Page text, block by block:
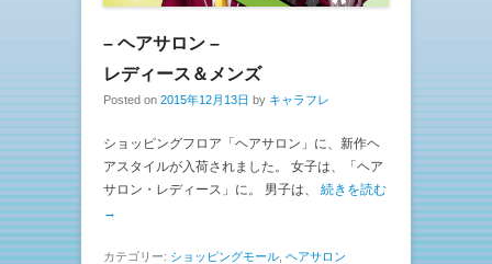
– ヘアサロン –
レディース＆メンズ
Posted on 2015年12月13日 by キャラフレ
ショッピングフロア「ヘアサロン」に、新作ヘ
アスタイルが入荷されました。 女子は、「ヘア
サロン・レディース」に。 男子は、 続きを読む
→
カテゴリー: ショッピングモール ヘアサロン